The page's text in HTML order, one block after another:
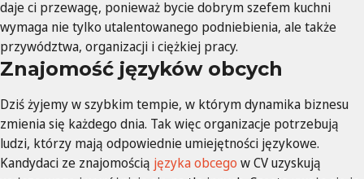
daje ci przewagę, ponieważ bycie dobrym szefem kuchni
wymaga nie tylko utalentowanego podniebienia, ale także
przywództwa, organizacji i ciężkiej pracy.
Znajomość języków obcych
Dziś żyjemy w szybkim tempie, w którym dynamika biznesu
zmienia się każdego dnia. Tak więc organizacje potrzebują
ludzi, którzy mają odpowiednie umiejętności językowe.
Kandydaci ze znajomością języka obcego w CV uzyskują